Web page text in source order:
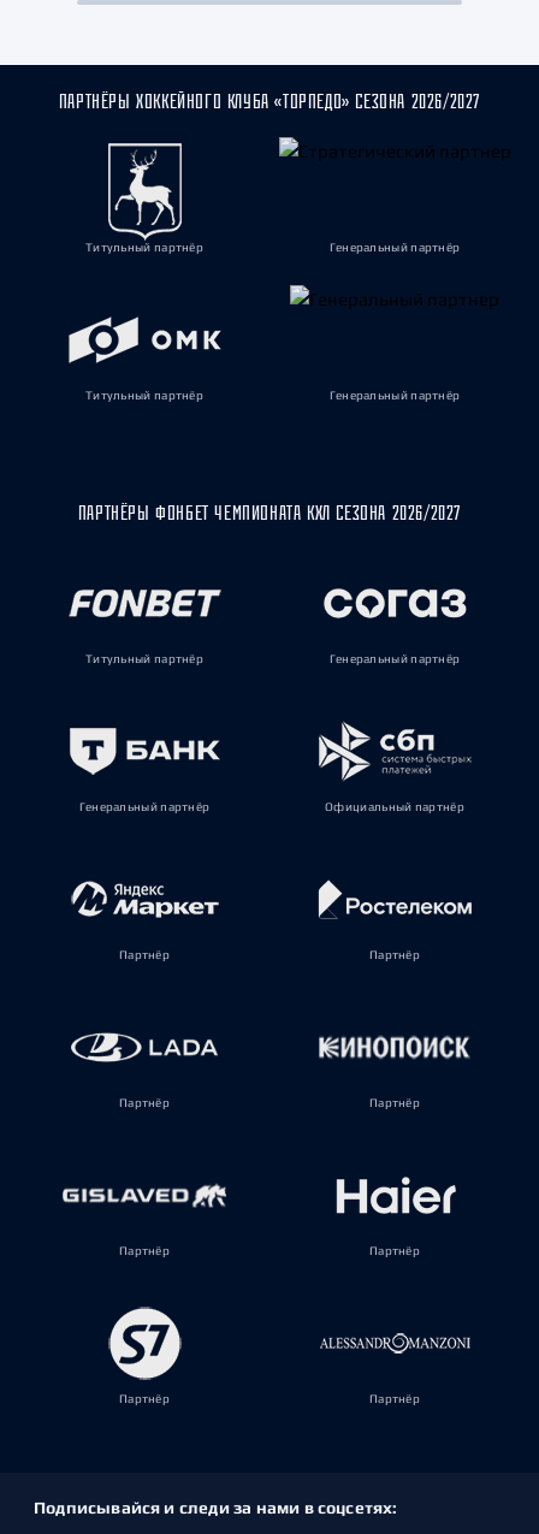
ПАРТНЁРЫ ХОККЕЙНОГО КЛУБА «ТОРПЕДО» СЕЗОНА 2026/2027
Титульный партнёр Генеральный партнёр
Титульный партнёр Генеральный партнёр
ПАРТНЁРЫ ФОНБЕТ ЧЕМПИОНАТА КХЛ СЕЗОНА 2026/2027
Титульный партнёр Генеральный партнёр
Генеральный партнёр Официальный партнёр
Партнёр Партнёр
Партнёр Партнёр
Партнёр Партнёр
Партнёр Партнёр
Подписывайся и следи за нами в соцсетях: